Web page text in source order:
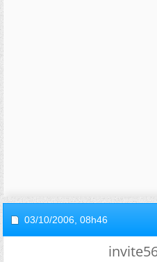
03/10/2006, 08h46